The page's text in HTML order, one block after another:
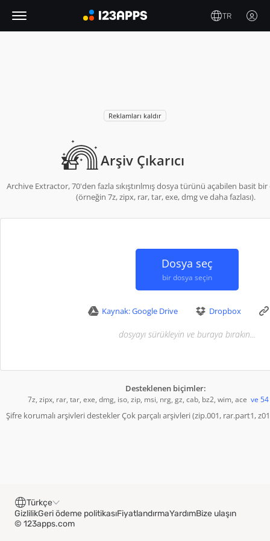
TR
Reklamları kaldır
Arşiv Çıkarıcı
Archive Extractor, 70'den fazla sıkıştırılmış dosya türünü açabilen basit
(örneğin 7z, zipx, rar, tar, exe, dmg ve daha fazlası).
Dosya seç
bir dosya seçin
Kaynak: Google Drive Dropbox
dosyayı sürükleyin ve buraya bırakın...
Desteklenen biçimler:
7z, zipx, rar, tar, exe, dmg, iso, zip, msi, nrg, gz, cab, bz2, wim, ace ve
Şifre korumalı arşivleri destekler Çok parçalı arşivleri (zip.001, rar.part1,
© 123apps.com
GizlilikGeri ödeme politikasıFiyatlandırmaYardımBize ulaşın
Türkçe